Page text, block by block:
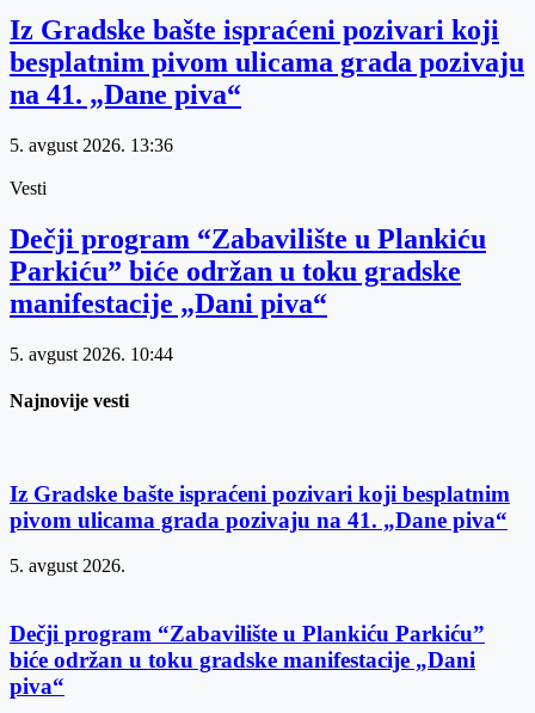
Iz Gradske bašte ispraćeni pozivari koji
besplatnim pivom ulicama grada pozivaju
na 41. „Dane piva“
5. avgust 2026. 13:36
Vesti
Dečji program “Zabavilište u Plankiću
Parkiću” biće održan u toku gradske
manifestacije „Dani piva“
5. avgust 2026. 10:44
Najnovije vesti
Iz Gradske bašte ispraćeni pozivari koji besplatnim
pivom ulicama grada pozivaju na 41. „Dane piva“
5. avgust 2026.
Dečji program “Zabavilište u Plankiću Parkiću”
biće održan u toku gradske manifestacije „Dani
piva“